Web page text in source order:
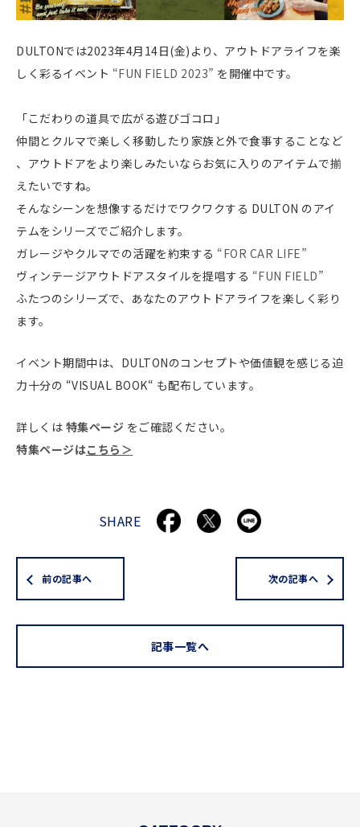
DULTONでは2023年4月14日(金)より、アウトドアライフを楽
しく彩るイベント “FUN FIELD 2023” を開催中です。
「こだわりの道具で広がる遊びゴコロ」
仲間とクルマで楽しく移動したり家族と外で食事することなど
、アウトドアをより楽しみたいならお気に入りのアイテムで揃
えたいですね。
そんなシーンを想像するだけでワクワクする DULTON のアイ
テムをシリーズでご紹介します。
ガレージやクルマでの活躍を約束する “FOR CAR LIFE”
ヴィンテージアウトドアスタイルを提唱する “FUN FIELD”
ふたつのシリーズで、あなたのアウトドアライフを楽しく彩り
ます。
イベント期間中は、DULTONのコンセプトや価値観を感じる迫
力十分の “VISUAL BOOK“ も配布しています。
詳しくは 特集ページ をご確認ください。
特集ページはこちら＞
SHARE
前の記事へ
記事一覧へ
次の記事へ